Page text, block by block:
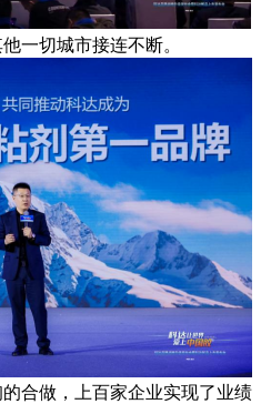
一切城市接连不断。
合做，上百家企业实现了业绩